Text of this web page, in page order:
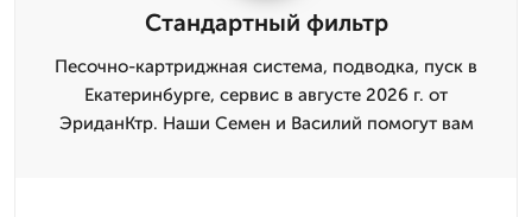
Стандартный фильтр
Песочно-картриджная система, подводка, пуск в
Екатеринбурге, сервис в августе 2026 г. от
ЭриданКтр. Наши Семен и Василий помогут вам